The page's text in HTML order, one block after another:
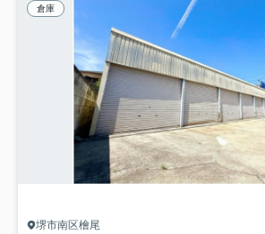
倉庫
堺市南区檜尾